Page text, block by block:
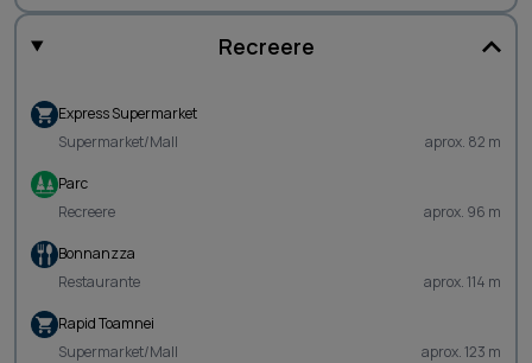
Recreere
Express Supermarket
Supermarket/Mall
aprox. 82 m
Parc
Recreere
aprox. 96 m
Bonnanzza
Restaurante
aprox. 114 m
Rapid Toamnei
Supermarket/Mall
aprox. 123 m